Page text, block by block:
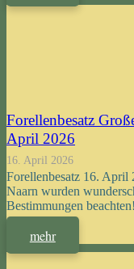
Forellenbesatz
April 2026
16. April 2026
Forellenbesatz 16. April
Naarn wurden
Bestimmungen
mehr